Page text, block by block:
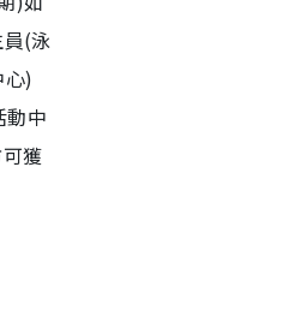
(泳
)
動中
獲